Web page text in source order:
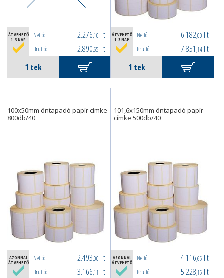
ÁTVEHETŐ
1-3 NAP
Nettó: 2.276,10 Ft
Bruttó: 2.890,65 Ft
ÁTVEHETŐ
1-3 NAP
Nettó: 6.182,00 Ft
Bruttó: 7.851 ,14 Ft
100x50mm öntapadó papír címke
800db/40
AZONNAL
ÁTVEHETŐ
Nettó: 2.493,00 Ft
Bruttó: 3.166,11 Ft
101,6x150mm öntapadó papír
címke 500db/40
AZONNAL
ÁTVEHETŐ
Nettó: 4.116,65 Ft
Bruttó: 5.228,15 Ft